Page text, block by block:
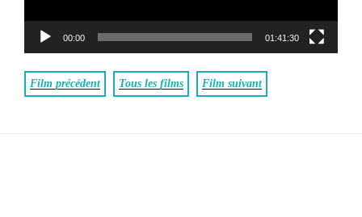
00:00 01:41:30
Film précédent Tous les films Film suivant